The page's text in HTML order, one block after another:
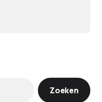
Zoeken